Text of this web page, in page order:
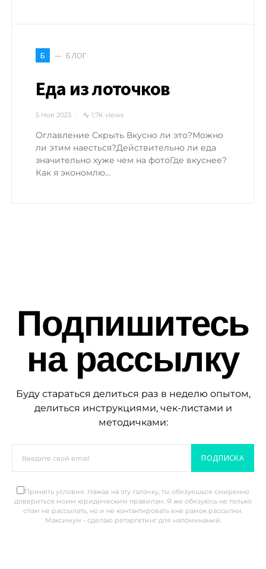
Б БЛОГ
Еда из лоточков
5 Ноя 2023 1,7K views
Оглавление Скрыть Вкусно ли это?Можно
ли этим наесться?Действительно ли еда
значительно хуже чем на фотоГде вкуснее?
Как я экономлю…
Подпишитесь
на рассылку
Буду стараться делиться раз в неделю опытом,
делиться инструкциями, чек-листами и
методичками:
ПОДПИСКА
Принять условия. Нажав на эту галочку, ты обязуешься смиренно
довериться моим юридическим правилам. Я же обязуюсь не только
спам не рассылать, но и не контактировать вне рамок рассылки.
Максимум - сделаю ретаргетинг для напоминаний.